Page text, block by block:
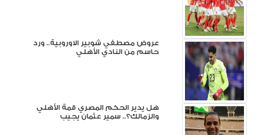
عروض مصطفي شوبير الاوروبية.. ورد
حاسم من النادي الأهلي
هل يدير الحكم المصري قمة الأهلي
والزمالك؟.. سمير عثمان يجيب